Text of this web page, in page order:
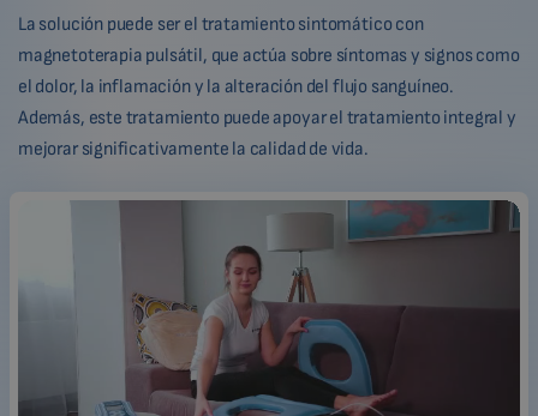
La solución puede ser el tratamiento sintomático con
magnetoterapia pulsátil, que actúa sobre síntomas y signos como
el dolor, la inflamación y la alteración del flujo sanguíneo.
Además, este tratamiento puede apoyar el tratamiento integral y
mejorar significativamente la calidad de vida.